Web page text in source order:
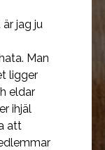
jag ju
Man
ligger
eldar
ihjäl
att